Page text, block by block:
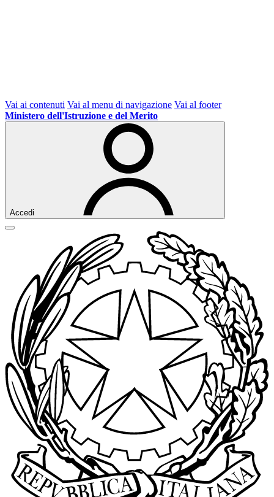
Vai ai contenuti Vai al menu di navigazione Vai al footer
Ministero dell'Istruzione e del Merito
Accedi